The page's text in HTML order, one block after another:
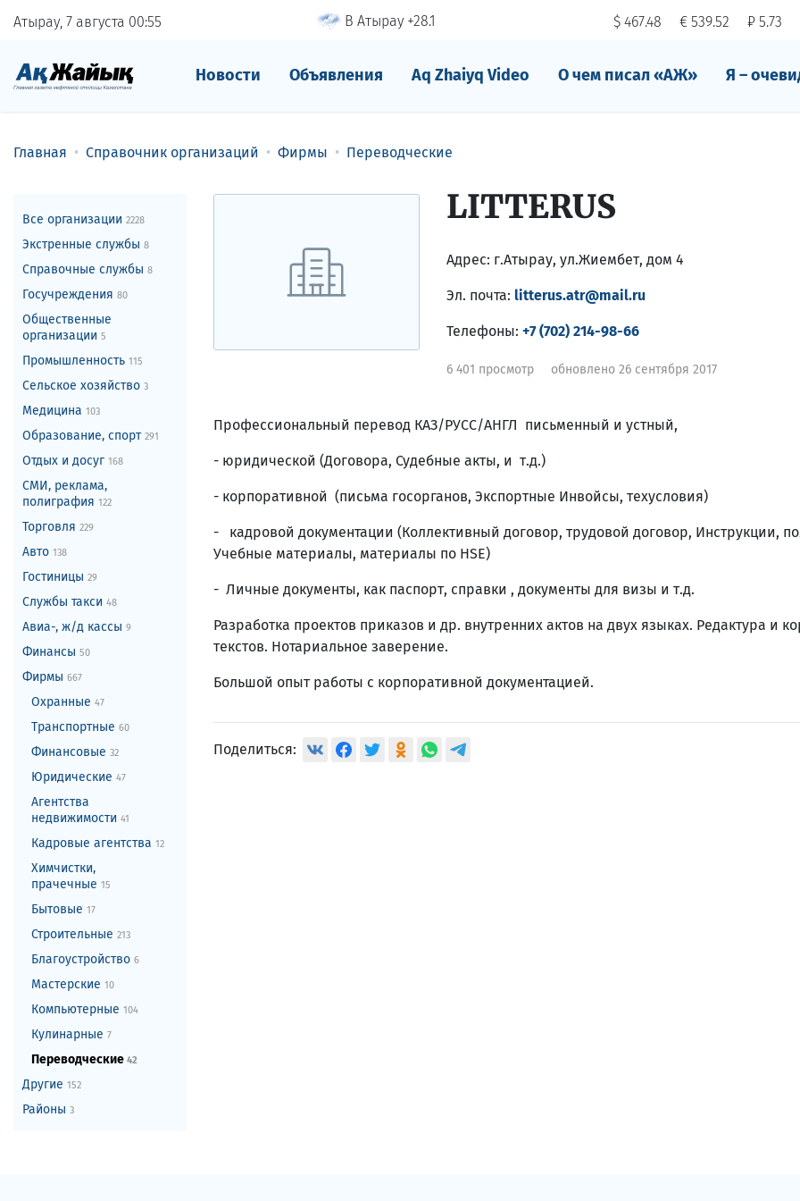
Атырау, 7 августа 00:55 В Атырау +28.1 $ 467.48 € 539.52 ₽ 5.73
Новости Объявления Aq Zhaiyq Video О чем писал «АЖ» Я –
Главная Справочник организаций Фирмы Переводческие
Все организации 2228
Экстренные службы 8
Справочные службы 8
Госучреждения 80
Общественные
организации 5
Промышленность 115
Сельское хозяйство 3
Медицина 103
Образование, спорт 291
Отдых и досуг 168
СМИ, реклама,
полиграфия 122
Торговля 229
Авто 138
Гостиницы 29
Службы такси 48
Авиа-, ж/д кассы 9
Финансы 50
Фирмы 667
Охранные 47
Транспортные 60
Финансовые 32
Юридические 47
Агентства
недвижимости 41
Кадровые агентства 12
Химчистки,
прачечные 15
Бытовые 17
Строительные 213
Благоустройство 6
Мастерские 10
Компьютерные 104
Кулинарные 7
Переводческие 42
Другие 152
Районы 3
LITTERUS
Адрес: г.Атырау, ул.Жиембет, дом 4
Эл. почта: litterus.atr@mail.ru
Телефоны: +7 (702) 214-98-66
6 401 просмотр обновлено 26 сентября 2017
Профессиональный перевод КАЗ/РУСС/АНГЛ письменный и устный,
- юридической (Договора, Судебные акты, и т.д.)
- корпоративной (письма госорганов, Экспортные Инвойсы, техусловия)
- кадровой документации (Коллективный договор, трудовой договор, Инструкции,
Учебные материалы, материалы по HSE)
- Личные документы, как паспорт, справки , документы для визы и т.д.
Разработка проектов приказов и др. внутренних актов на двух языках. Редактура и
текстов. Нотариальное заверение.
Большой опыт работы с корпоративной документацией.
Поделиться: